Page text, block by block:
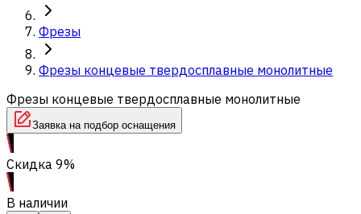
Фрезы
Фрезы концевые твердосплавные монолитные
Фрезы концевые твердосплавные монолитные
Заявка на подбор оснащения
Скидка 9%
В наличии